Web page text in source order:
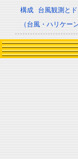
構成
台風観測と
（台風・ハリケーン